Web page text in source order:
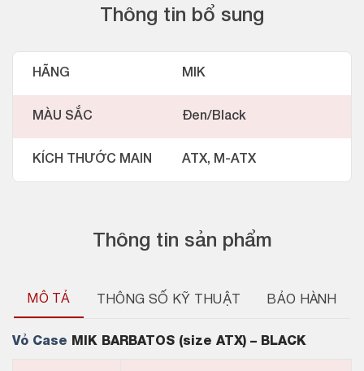
Thông tin sản phẩm
MÔ TẢ THÔNG SỐ KỸ THUẬT BẢO HÀNH
Vỏ Case MIK BARBATOS (size ATX) – BLACK
Thông tin bổ sung
HÃNG MIK
MÀU SẮC Đen/Black
KÍCH THƯỚC MAIN ATX, M-ATX